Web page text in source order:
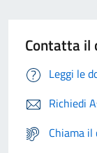
Contatta il
Leggi le
Richiedi
Chiama